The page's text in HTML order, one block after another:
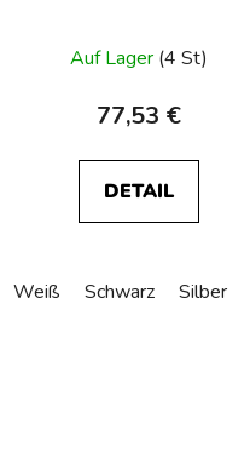
Auf Lager (4 St)
77,53 €
DETAIL
Weiß Schwarz Silber